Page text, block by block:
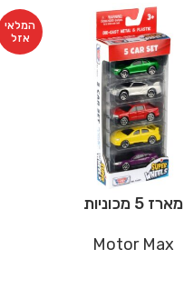
המלאי
אזל
מארז 5 מכוניות
Motor Max